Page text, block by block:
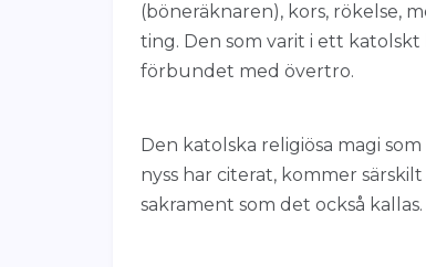
(böneräknaren), kors, rökelse,
ting. Den som varit i ett
förbundet med övertro.
Den katolska religiösa magi
nyss har citerat, kommer
sakrament som det också kallas.